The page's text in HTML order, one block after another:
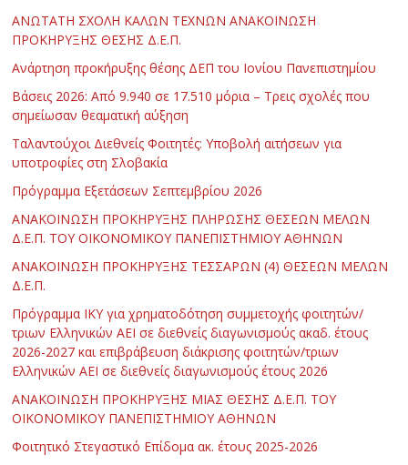
ΑΝΩΤΑΤΗ ΣΧΟΛΗ ΚΑΛΩΝ ΤΕΧΝΩΝ ΑΝΑΚΟΙΝΩΣΗ
ΠΡΟΚΗΡΥΞΗΣ ΘΕΣΗΣ Δ.Ε.Π.
Ανάρτηση προκήρυξης θέσης ΔΕΠ του Ιονίου Πανεπιστημίου
Βάσεις 2026: Από 9.940 σε 17.510 μόρια – Τρεις σχολές που
σημείωσαν θεαματική αύξηση
Ταλαντούχοι Διεθνείς Φοιτητές: Υποβολή αιτήσεων για
υποτροφίες στη Σλοβακία
Πρόγραμμα Εξετάσεων Σεπτεμβρίου 2026
ΑΝΑΚΟΙΝΩΣΗ ΠΡΟΚΗΡΥΞΗΣ ΠΛΗΡΩΣΗΣ ΘΕΣΕΩΝ ΜΕΛΩΝ
Δ.Ε.Π. ΤΟΥ ΟΙΚΟΝΟΜΙΚΟΥ ΠΑΝΕΠΙΣΤΗΜΙΟΥ ΑΘΗΝΩΝ
ΑΝΑΚΟΙΝΩΣΗ ΠΡΟΚΗΡΥΞΗΣ ΤΕΣΣΑΡΩΝ (4) ΘΕΣΕΩΝ ΜΕΛΩΝ
Δ.Ε.Π.
Πρόγραμμα ΙΚΥ για χρηματοδότηση συμμετοχής φοιτητών/
τριων Ελληνικών ΑΕΙ σε διεθνείς διαγωνισμούς ακαδ. έτους
2026-2027 και επιβράβευση διάκρισης φοιτητών/τριων
Ελληνικών ΑΕΙ σε διεθνείς διαγωνισμούς έτους 2026
ΑΝΑΚΟΙΝΩΣΗ ΠΡΟΚΗΡΥΞΗΣ ΜΙΑΣ ΘΕΣΗΣ Δ.Ε.Π. ΤΟΥ
ΟΙΚΟΝΟΜΙΚΟΥ ΠΑΝΕΠΙΣΤΗΜΙΟΥ ΑΘΗΝΩΝ
Φοιτητικό Στεγαστικό Επίδομα ακ. έτους 2025-2026